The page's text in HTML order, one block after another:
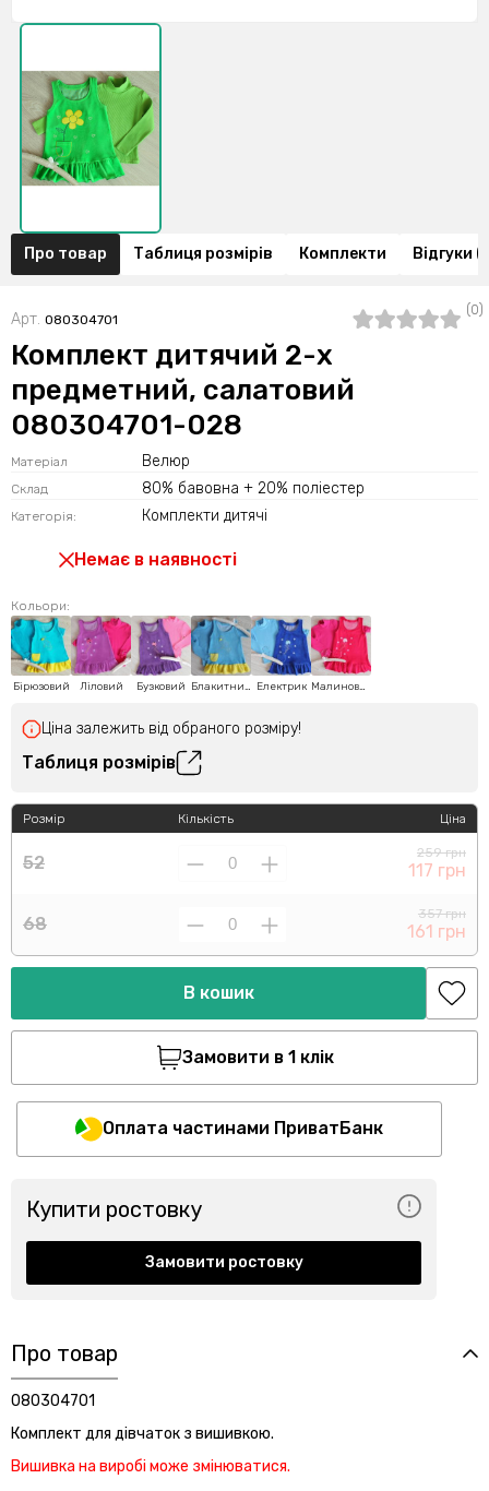
Про товар Таблиця розмірів Комплекти Відгуки
Арт. 080304701
(0)
Комплект дитячий 2-х
предметний, салатовий
080304701-028
Матеріал Велюр
Склад 80% бавовна + 20% поліестер
Категорія: Комплекти дитячі
Немає в наявності
Кольори:
Бірюзовий Ліловий Бузковий Блакитний Електрик Малиновий
Ціна залежить від обраного розміру!
Таблиця розмірів
Розмір
52
68
Кількість Ціна
259 грн
117 грн
357 грн
161 грн
В кошик
Замовити в 1 клік
Оплата частинами ПриватБанк
Купити ростовку
Замовити ростовку
Про товар
080304701
Комплект для дівчаток з вишивкою.
Вишивка на виробі може змінюватися.